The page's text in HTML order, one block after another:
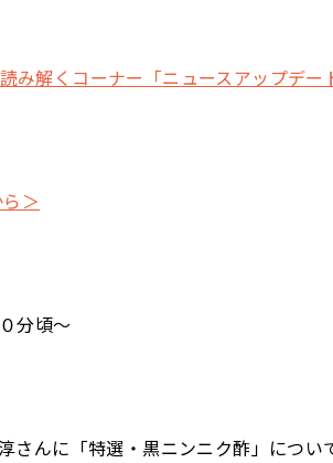
み解くコーナー「ニュースアップデー
＞
分頃～
さんに「特選・黒ニンニク酢」につい